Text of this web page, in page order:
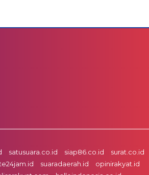
satusuara.co.id siap86.co.id
surat.co.id
suaradaerah.id
opinirakyat.id